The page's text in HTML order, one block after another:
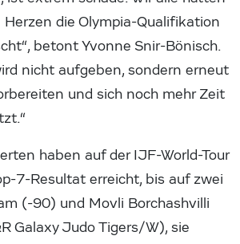
die Olympia-Qualifikation
betont Yvonne Snir-Bönisch.
nicht aufgeben, sondern erneut
und sich noch mehr Zeit
haben auf der IJF-World-Tour
7-Resultat erreicht, bis auf zwei
(-90) und Movli Borchashvilli
Galaxy Judo Tigers/W), sie